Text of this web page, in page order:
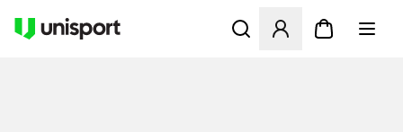
Åbner en Modal til at